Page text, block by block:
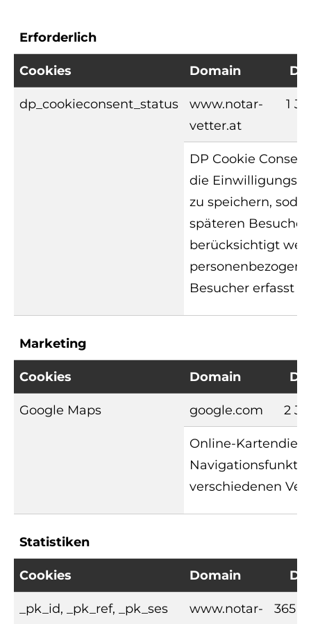
Erforderlich
Cookies Domain
dp_cookieconsent_status
www.notar-
vetter.at
1
DP Cookie
die
zu speichern,
späteren
berücksichtigt
Besucher erfasst
Marketing
Cookies Domain
Google Maps google.com 2
Online-
verschiedenen
Statistiken
Cookies Domain
_pk_id, _pk_ref, _pk_ses
www.notar-
365